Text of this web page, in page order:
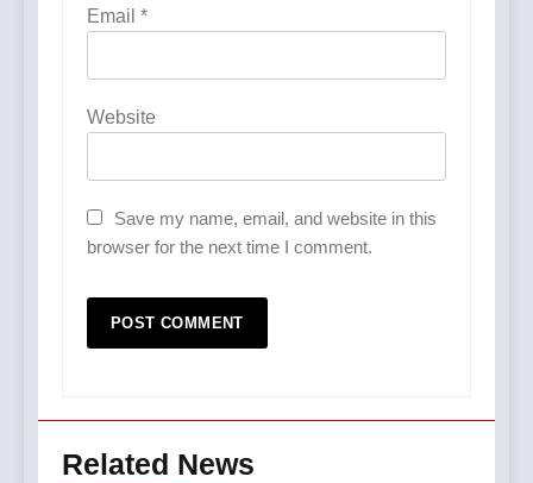
Email *
Website
Save my name, email, and website in this
browser for the next time I comment.
Related News